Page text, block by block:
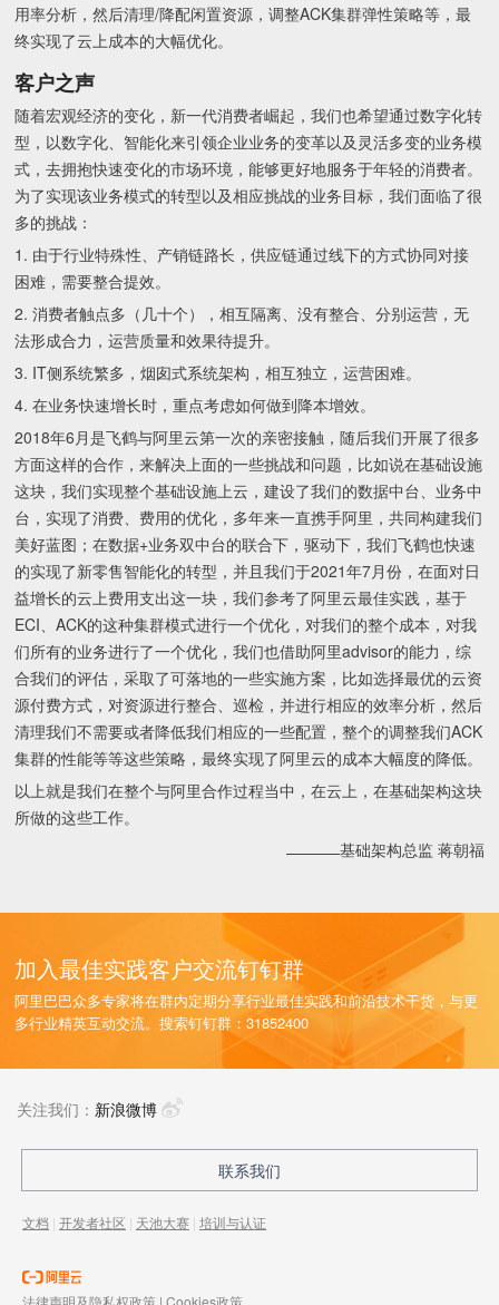
用率分析，然后清理/降配闲置资源，调整ACK集群弹性策略等，最
终实现了云上成本的大幅优化。
客户之声
随着宏观经济的变化，新一代消费者崛起，我们也希望通过数字化转
型，以数字化、智能化来引领企业业务的变革以及灵活多变的业务模
式，去拥抱快速变化的市场环境，能够更好地服务于年轻的消费者。
为了实现该业务模式的转型以及相应挑战的业务目标，我们面临了很
多的挑战：
1. 由于行业特殊性、产销链路长，供应链通过线下的方式协同对接
困难，需要整合提效。
2. 消费者触点多（几十个），相互隔离、没有整合、分别运营，无
法形成合力，运营质量和效果待提升。
3. IT侧系统繁多，烟囱式系统架构，相互独立，运营困难。
4. 在业务快速增长时，重点考虑如何做到降本增效。
2018年6月是飞鹤与阿里云第一次的亲密接触，随后我们开展了很多
方面这样的合作，来解决上面的一些挑战和问题，比如说在基础设施
这块，我们实现整个基础设施上云，建设了我们的数据中台、业务中
台，实现了消费、费用的优化，多年来一直携手阿里，共同构建我们
美好蓝图；在数据+业务双中台的联合下，驱动下，我们飞鹤也快速
的实现了新零售智能化的转型，并且我们于2021年7月份，在面对日
益增长的云上费用支出这一块，我们参考了阿里云最佳实践，基于
ECI、ACK的这种集群模式进行一个优化，对我们的整个成本，对我
们所有的业务进行了一个优化，我们也借助阿里advisor的能力，综
合我们的评估，采取了可落地的一些实施方案，比如选择最优的云资
源付费方式，对资源进行整合、巡检，并进行相应的效率分析，然后
清理我们不需要或者降低我们相应的一些配置，整个的调整我们ACK
集群的性能等等这些策略，最终实现了阿里云的成本大幅度的降低。
以上就是我们在整个与阿里合作过程当中，在云上，在基础架构这块
所做的这些工作。
————基础架构总监 蒋朝福
加入最佳实践客户交流钉钉群
阿里巴巴众多专家将在群内定期分享行业最佳实践和前沿技术干货，与更
多行业精英互动交流。搜索钉钉群：31852400